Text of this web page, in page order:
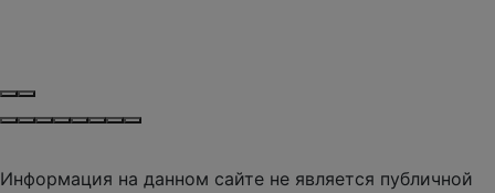
Информация на данном сайте не является публичной